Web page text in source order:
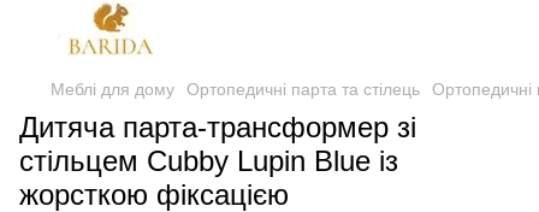
Меблі для дому Ортопедичні парта та стілець Ортопедичні
Дитяча парта-трансформер зі
стільцем Cubby Lupin Blue із
жорсткою фіксацією